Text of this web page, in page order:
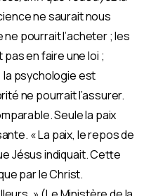
ne saurait nous
pourrait l’acheter ; les
en faire une loi ;
la psychologie est
ne pourrait l’assurer.
Seule la paix
« La paix, le repos de
Jésus indiquait. Cette
par le Christ.